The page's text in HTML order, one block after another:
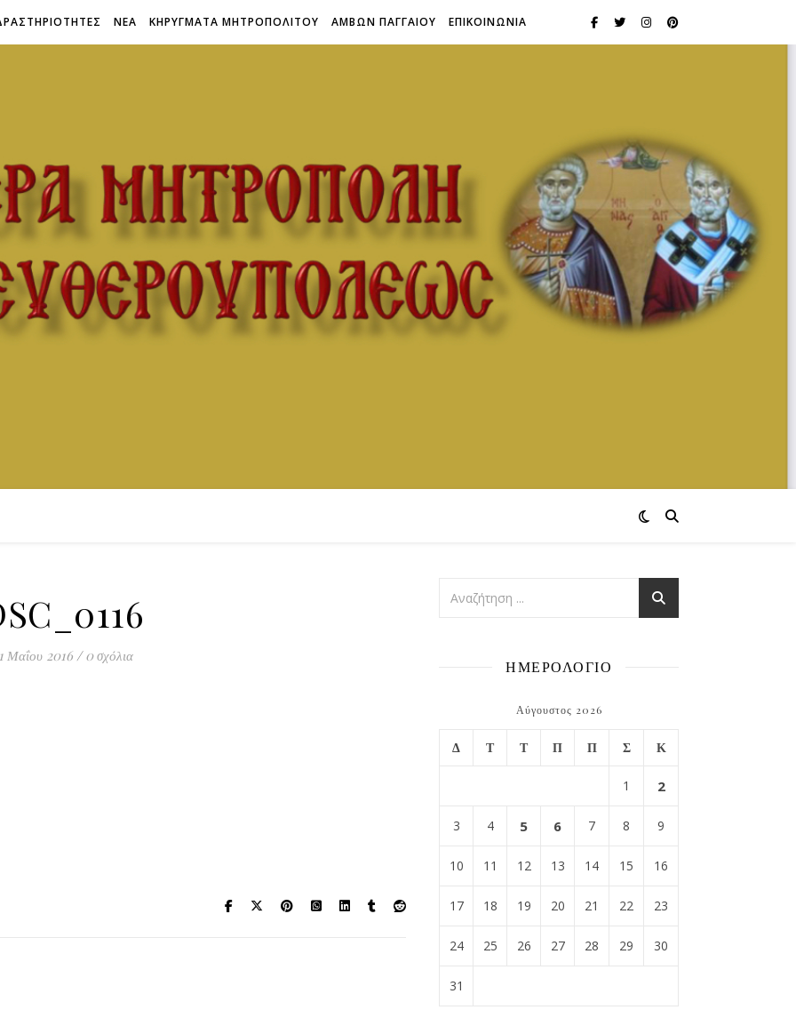
ΝΕΑ ΚΗΡΥΓΜΑΤΑ ΜΗΤΡΟΠΟΛΙΤΟΥ ΑΜΒΩΝ ΠΑΓΓΑΙΟΥ ΕΠΙΚΟΙΝΩΝΙΑ
Μαΐου 2016 / 0 σχόλια
ΗΜΕΡΟΛΟΓΙΟ
Αύγουστος 2026
Δ Τ Τ Π Π Σ Κ
1 2
3 4 5 6 7 8 9
10 11 12 13 14 15 16
17 18 19 20 21 22 23
24 25 26 27 28 29 30
31